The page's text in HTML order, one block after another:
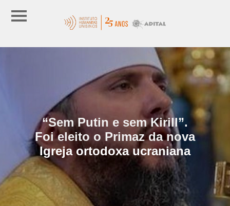
“Sem Putin e sem Kirill”.
Foi eleito o Primaz da nova
Igreja ortodoxa ucraniana